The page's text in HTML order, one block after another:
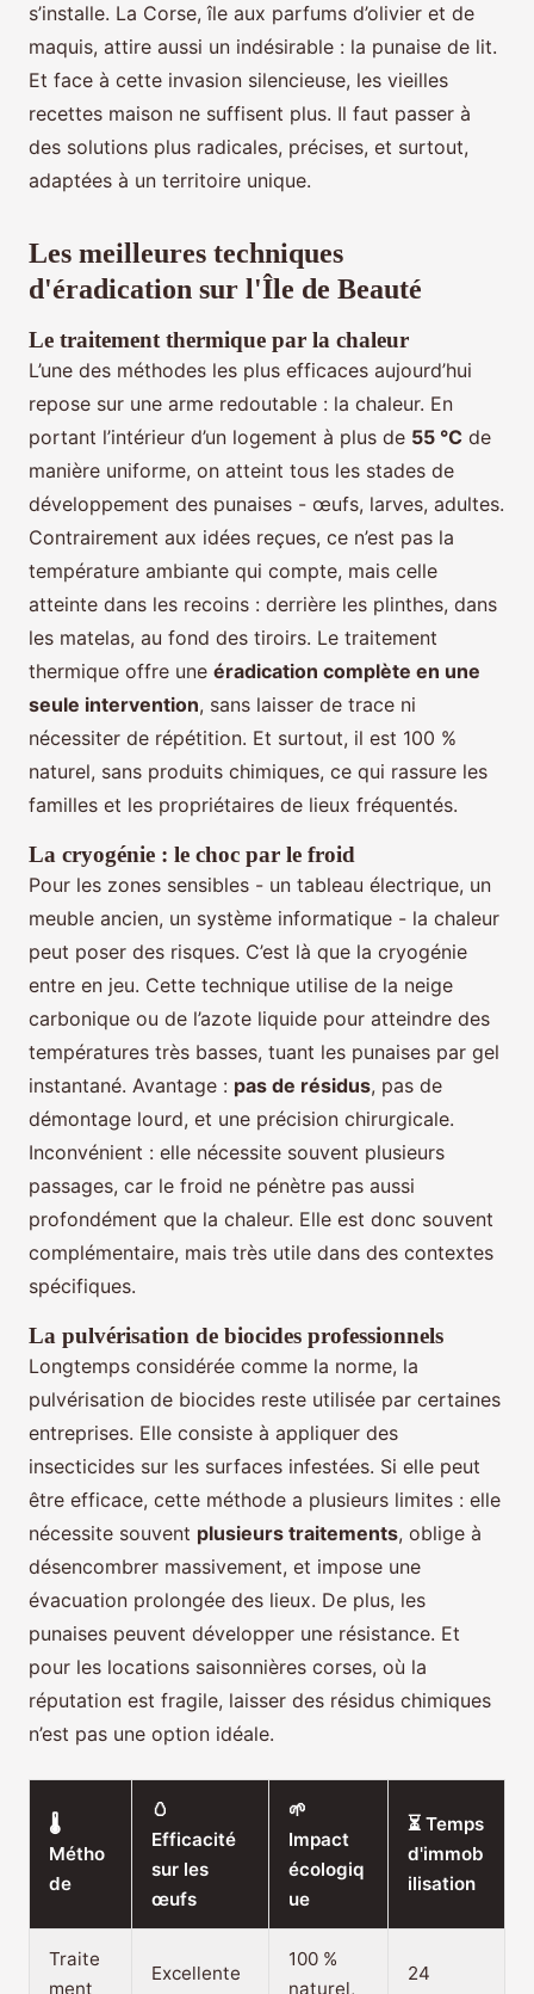
s’installe. La Corse, île aux parfums d’olivier et de
maquis, attire aussi un indésirable : la punaise de lit.
Et face à cette invasion silencieuse, les vieilles
recettes maison ne suffisent plus. Il faut passer à
des solutions plus radicales, précises, et surtout,
adaptées à un territoire unique.
Les meilleures techniques
d'éradication sur l'Île de Beauté
Le traitement thermique par la chaleur
L’une des méthodes les plus efficaces aujourd’hui
repose sur une arme redoutable : la chaleur. En
portant l’intérieur d’un logement à plus de 55 °C de
manière uniforme, on atteint tous les stades de
développement des punaises - œufs, larves, adultes.
Contrairement aux idées reçues, ce n’est pas la
température ambiante qui compte, mais celle
atteinte dans les recoins : derrière les plinthes, dans
les matelas, au fond des tiroirs. Le traitement
thermique offre une éradication complète en une
seule intervention, sans laisser de trace ni
nécessiter de répétition. Et surtout, il est 100 %
naturel, sans produits chimiques, ce qui rassure les
familles et les propriétaires de lieux fréquentés.
La cryogénie : le choc par le froid
Pour les zones sensibles - un tableau électrique, un
meuble ancien, un système informatique - la chaleur
peut poser des risques. C’est là que la cryogénie
entre en jeu. Cette technique utilise de la neige
carbonique ou de l’azote liquide pour atteindre des
températures très basses, tuant les punaises par gel
instantané. Avantage : pas de résidus, pas de
démontage lourd, et une précision chirurgicale.
Inconvénient : elle nécessite souvent plusieurs
passages, car le froid ne pénètre pas aussi
profondément que la chaleur. Elle est donc souvent
complémentaire, mais très utile dans des contextes
spécifiques.
La pulvérisation de biocides professionnels
Longtemps considérée comme la norme, la
pulvérisation de biocides reste utilisée par certaines
entreprises. Elle consiste à appliquer des
insecticides sur les surfaces infestées. Si elle peut
être efficace, cette méthode a plusieurs limites : elle
nécessite souvent plusieurs traitements, oblige à
désencombrer massivement, et impose une
évacuation prolongée des lieux. De plus, les
punaises peuvent développer une résistance. Et
pour les locations saisonnières corses, où la
réputation est fragile, laisser des résidus chimiques
n’est pas une option idéale.
🌡️
Métho
de
🥚
Efficacité
sur les
œufs
🌱
Impact
écologiq
ue
⏳ Temps
d'immob
ilisation
Traite
ment
Excellente
100 %
naturel,
24